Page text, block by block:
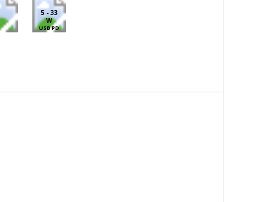
5 - 33
W
USB PD